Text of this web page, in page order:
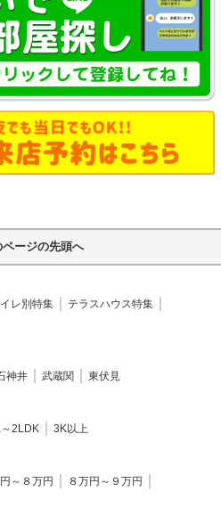
ページの先頭へ
レ別特集
テラスハウス特集
神井 武蔵関 東伏見
2LDK 3K以上
～８万円
８万円～９万円